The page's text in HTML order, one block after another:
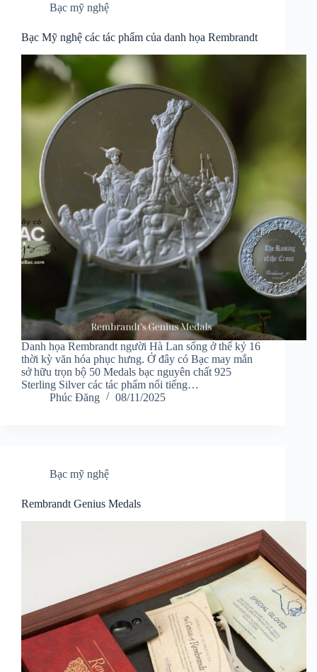
Bạc mỹ nghệ
Bạc Mỹ nghệ các tác phẩm của danh họa Rembrandt
Danh họa Rembrandt người Hà Lan sống ở thế kỷ 16
thời kỳ văn hóa phục hưng. Ở đây có Bạc may mắn
sở hữu trọn bộ 50 Medals bạc nguyên chất 925
Sterling Silver các tác phẩm nổi tiếng…
Phúc Đăng
08/11/2025
Bạc mỹ nghệ
Rembrandt Genius Medals